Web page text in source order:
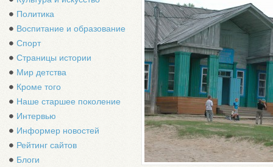
Политика
Воспитание и образование
Спорт
Страницы истории
Мир детства
Кроме того
Наше старшее поколение
Интервью
Информер новостей
Рейтинг сайтов
Блоги